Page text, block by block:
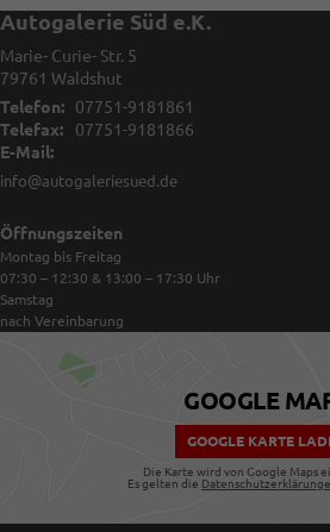
Autogalerie Süd e.K.
Marie- Curie- Str. 5
79761 Waldshut
Telefon:
07751-9181861
Telefax:
07751-9181866
E-Mail:
info@autogaleriesued.de
Öffnungszeiten
Montag bis Freitag
07:30 – 12:30 & 13:00 – 17:30 Uhr
Samstag
nach Vereinbarung
GOOGLE
GOOGLE KARTE
Die Karte wird von Google Maps
Es gelten die